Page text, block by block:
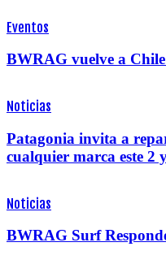
Eventos
BWRAG vuelve a Chile
Noticias
Patagonia invita a
cualquier marca este 2
Noticias
BWRAG Surf